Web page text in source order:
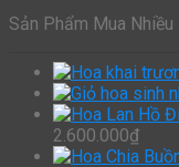
Sản Phẩm Mua Nhiều
2.600.000₫